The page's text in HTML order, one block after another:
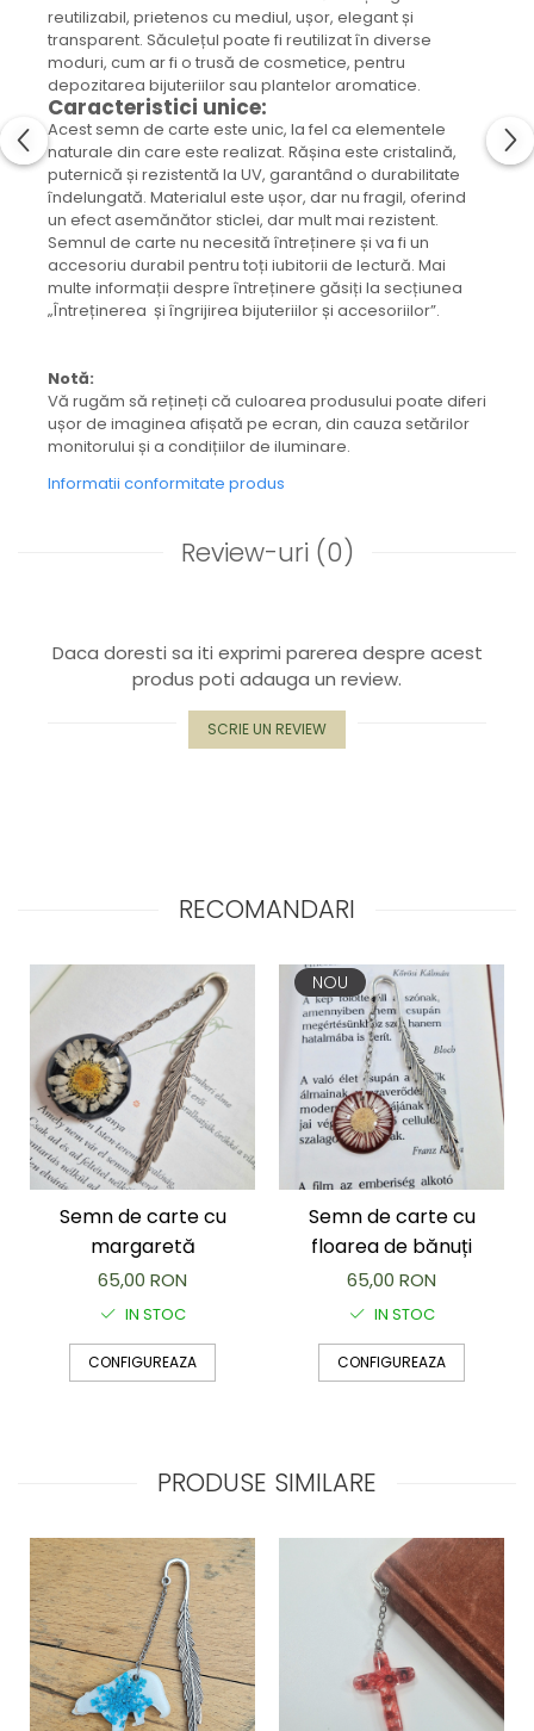
Capac textil pentru vase și farfurii
Prosop de bucătărie "NU-hârtie"
Suport pentru tacâmuri de călătorie
Sac reutilizabil pentru fructe și
legume
Card cadou
Accesorii tricotate
Decor Crăciun
TOATE Bijuteriile și Accesoriile
TOATE Produsele Zero Waste
TOATE Produsele Personalizate
reutilizabil, prietenos cu mediul, ușor, elegant și
transparent. Săculețul poate fi reutilizat în diverse
moduri, cum ar fi o trusă de cosmetice, pentru
depozitarea bijuteriilor sau plantelor aromatice.
Caracteristici unice:
Acest semn de carte este unic, la fel ca elementele
naturale din care este realizat. Rășina este cristalină,
puternică și rezistentă la UV, garantând o durabilitate
îndelungată. Materialul este ușor, dar nu fragil, oferind
un efect asemănător sticlei, dar mult mai rezistent.
Semnul de carte nu necesită întreținere și va fi un
accesoriu durabil pentru toți iubitorii de lectură. Mai
multe informații despre întreținere găsiți la secțiunea
„Întreținerea și îngrijirea bijuteriilor și accesoriilor”.
Notă:
Vă rugăm să rețineți că culoarea produsului poate diferi
ușor de imaginea afișată pe ecran, din cauza setărilor
monitorului și a condițiilor de iluminare.
Informatii conformitate produs
Review-uri (0)
Daca doresti sa iti exprimi parerea despre acest
produs poti adauga un review.
SCRIE UN REVIEW
RECOMANDARI
Semn de carte cu
margaretă
65,00 RON
IN STOC
CONFIGUREAZA
NOU
Semn de carte cu
floarea de bănuți
65,00 RON
IN STOC
CONFIGUREAZA
PRODUSE SIMILARE